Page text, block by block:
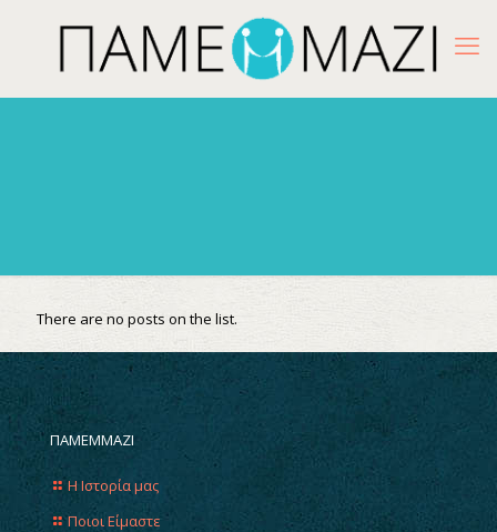
There are no posts on the list.
ΠΑΜΕΜΜΑΖΙ
Η Ιστορία μας
Ποιοι Είμαστε